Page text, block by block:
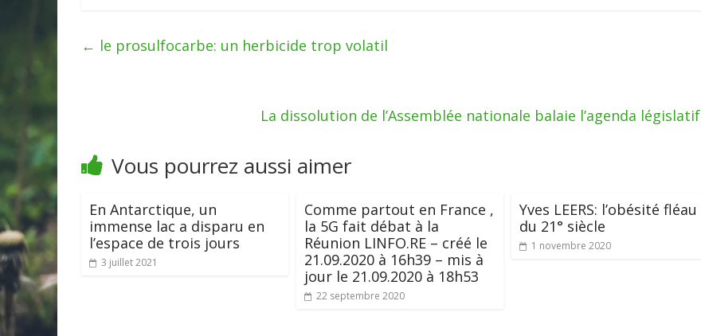
← le prosulfocarbe: un herbicide trop volatil
La dissolution de l’Assemblée nationale balaie l’agenda législatif
Vous pourrez aussi aimer
En Antarctique, un
immense lac a disparu en
l’espace de trois jours
3 juillet 2021
Comme partout en France ,
la 5G fait débat à la
Réunion LINFO.RE – créé le
21.09.2020 à 16h39 – mis à
jour le 21.09.2020 à 18h53
22 septembre 2020
Yves LEERS: l’obésité fléau
du 21° siècle
1 novembre 2020